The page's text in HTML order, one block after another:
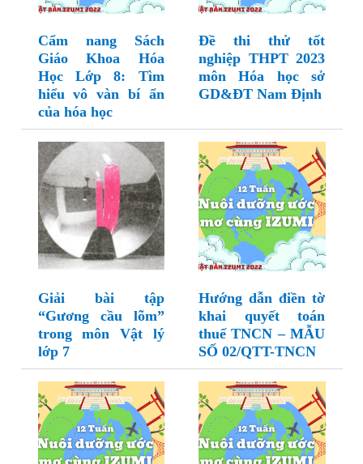
Cẩm nang Sách
Giáo Khoa Hóa
Học Lớp 8: Tìm
hiểu vô vàn bí ẩn
của hóa học
Đề thi thử tốt
nghiệp THPT 2023
môn Hóa học sở
GD&ĐT Nam Định
Giải bài tập
“Gương cầu lõm”
trong môn Vật lý
lớp 7
Hướng dẫn điền tờ
khai quyết toán
thuế TNCN – MẪU
SỐ 02/QTT-TNCN